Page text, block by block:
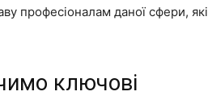
професіоналам даної сфери, які
ключові